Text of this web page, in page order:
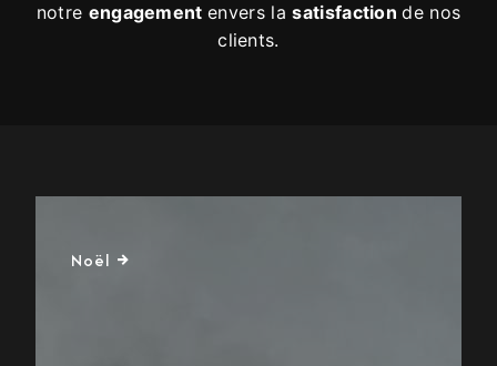
notre engagementenvers lasatisfactionde nos
clients.
Noël